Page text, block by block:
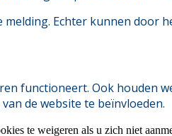
Echter kunnen
functioneert. Ook houden
de website te beïnvloeden.
te weigeren als u zich niet